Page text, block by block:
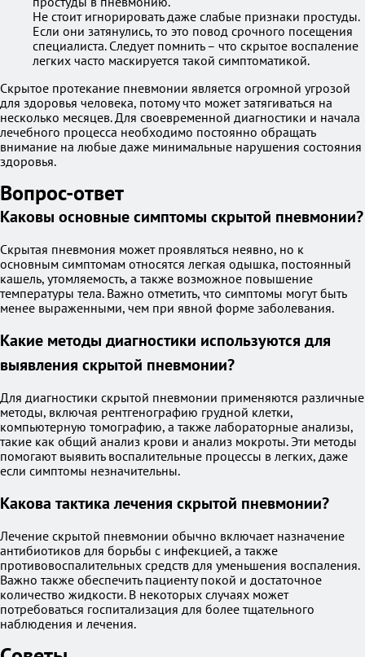
Не стоит игнорировать даже слабые признаки простуды.
Если они затянулись, то это повод срочного посещения
специалиста. Следует помнить – что скрытое воспаление
легких часто маскируется такой симптоматикой.
Скрытое протекание пневмонии является огромной угрозой
для здоровья человека, потому что может затягиваться на
несколько месяцев. Для своевременной диагностики и начала
лечебного процесса необходимо постоянно обращать
внимание на любые даже минимальные нарушения состояния
здоровья.
Вопрос-ответ
Каковы основные симптомы скрытой пневмонии?
Скрытая пневмония может проявляться неявно, но к
основным симптомам относятся легкая одышка, постоянный
кашель, утомляемость, а также возможное повышение
температуры тела. Важно отметить, что симптомы могут быть
менее выраженными, чем при явной форме заболевания.
Какие методы диагностики используются для
выявления скрытой пневмонии?
Для диагностики скрытой пневмонии применяются различные
методы, включая рентгенографию грудной клетки,
компьютерную томографию, а также лабораторные анализы,
такие как общий анализ крови и анализ мокроты. Эти методы
помогают выявить воспалительные процессы в легких, даже
если симптомы незначительны.
Какова тактика лечения скрытой пневмонии?
Лечение скрытой пневмонии обычно включает назначение
антибиотиков для борьбы с инфекцией, а также
противовоспалительных средств для уменьшения воспаления.
Важно также обеспечить пациенту покой и достаточное
количество жидкости. В некоторых случаях может
потребоваться госпитализация для более тщательного
наблюдения и лечения.